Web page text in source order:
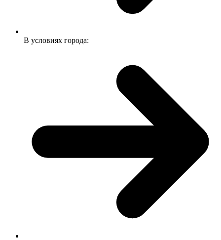
В условиях города: